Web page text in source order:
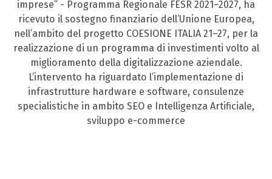
imprese” - Programma Regionale FESR 2021–2027, ha
ricevuto il sostegno finanziario dell’Unione Europea,
nell’ambito del progetto COESIONE ITALIA 21–27, per la
realizzazione di un programma di investimenti volto al
miglioramento della digitalizzazione aziendale.
L’intervento ha riguardato l’implementazione di
infrastrutture hardware e software, consulenze
specialistiche in ambito SEO e Intelligenza Artificiale,
sviluppo e-commerce